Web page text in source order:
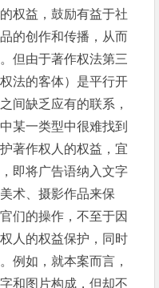
权益，鼓励有益于社
的创作和传播，从而
但由于著作权法第三
法的客体）是平行开
间缺乏应有的联系，
某一类型中很难找到
著作权人的权益，宜
即将广告语纳入文字
术、摄影作品来保
们的操作，不至于因
人的权益保护，同时
例如，就本案而言，
和图片构成，但却不